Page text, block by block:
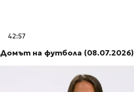
42:57
Домът на футбола (08.07.2026)